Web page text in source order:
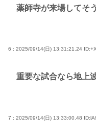
薬師寺が来場してそう
6 : 2025/09/14(日) 13:31:21.24
重要な試合なら地上
7 : 2025/09/14(日) 13:33:00.48